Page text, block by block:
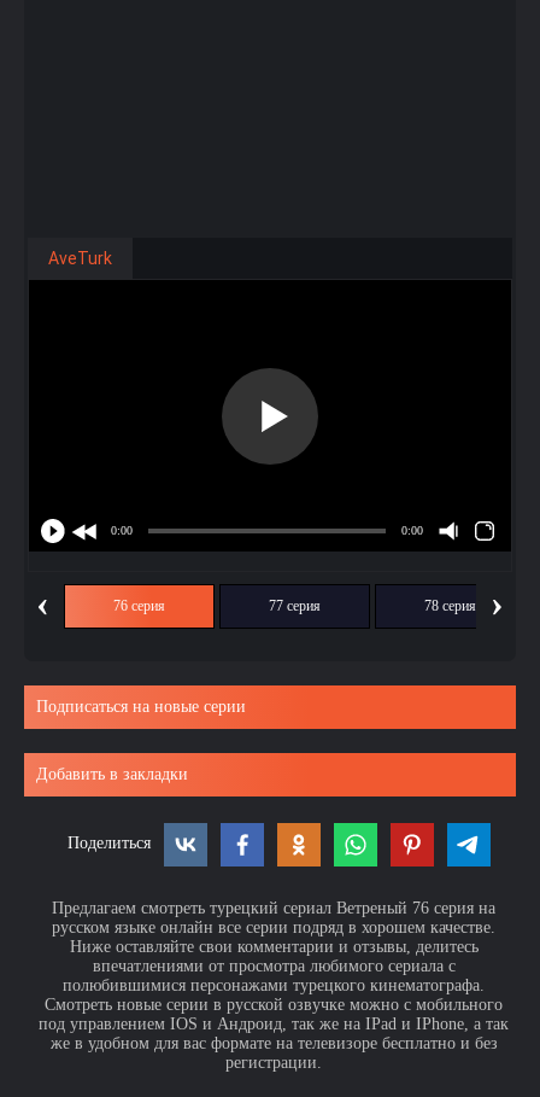
AveTurk
‹ 76 серия 77 серия 78 серия ›
Подписаться на новые серии
Добавить в закладки
Поделиться
Предлагаем смотреть турецкий сериал Ветреный 76 серия на
русском языке онлайн все серии подряд в хорошем качестве.
Ниже оставляйте свои комментарии и отзывы, делитесь
впечатлениями от просмотра любимого сериала с
полюбившимися персонажами турецкого кинематографа.
Смотреть новые серии в русской озвучке можно с мобильного
под управлением IOS и Андроид, так же на IPad и IPhone, а так
же в удобном для вас формате на телевизоре бесплатно и без
регистрации.